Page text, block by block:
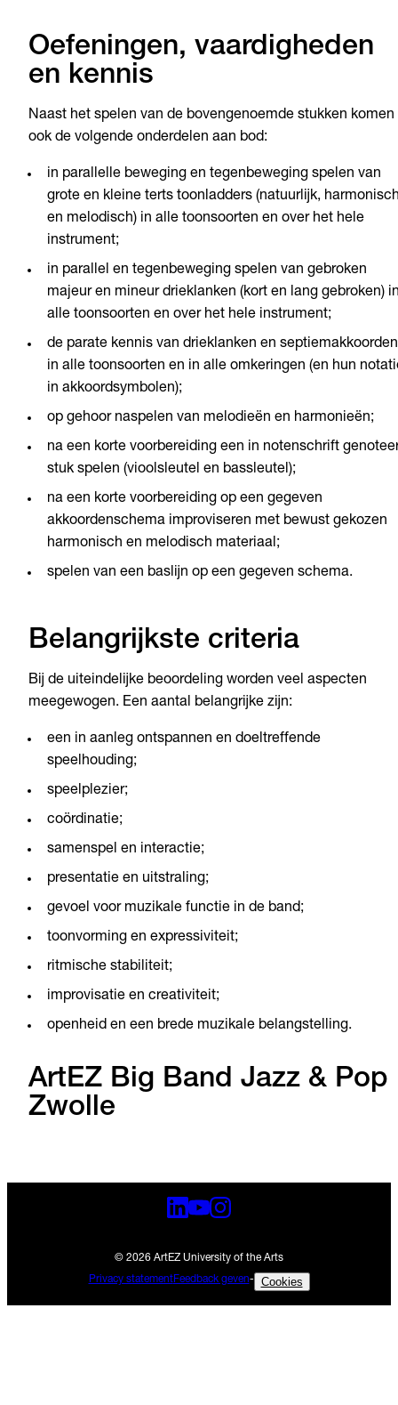
Oefeningen, vaardigheden
en kennis
Naast het spelen van de bovengenoemde stukken komen
ook de volgende onderdelen aan bod:
in parallelle beweging en tegenbeweging spelen van
grote en kleine terts toonladders (natuurlijk,
en melodisch) in alle toonsoorten en over het hele
instrument;
in parallel en tegenbeweging spelen van gebroken
majeur en mineur drieklanken (kort en lang gebroken)
alle toonsoorten en over het hele instrument;
de parate kennis van drieklanken en septiemakkoorden
in alle toonsoorten en in alle omkeringen (en hun
in akkoordsymbolen);
op gehoor naspelen van melodieën en harmonieën;
na een korte voorbereiding een in notenschrift
stuk spelen (vioolsleutel en bassleutel);
na een korte voorbereiding op een gegeven
akkoordenschema improviseren met bewust gekozen
harmonisch en melodisch materiaal;
spelen van een baslijn op een gegeven schema.
Belangrijkste criteria
Bij de uiteindelijke beoordeling worden veel aspecten
meegewogen. Een aantal belangrijke zijn:
een in aanleg ontspannen en doeltreffende
speelhouding;
speelplezier;
coördinatie;
samenspel en interactie;
presentatie en uitstraling;
gevoel voor muzikale functie in de band;
toonvorming en expressiviteit;
ritmische stabiliteit;
improvisatie en creativiteit;
openheid en een brede muzikale belangstelling.
ArtEZ Big Band Jazz & Pop
Zwolle
© 2026 ArtEZ University of the Arts
Privacy statementFeedback geven- Cookies